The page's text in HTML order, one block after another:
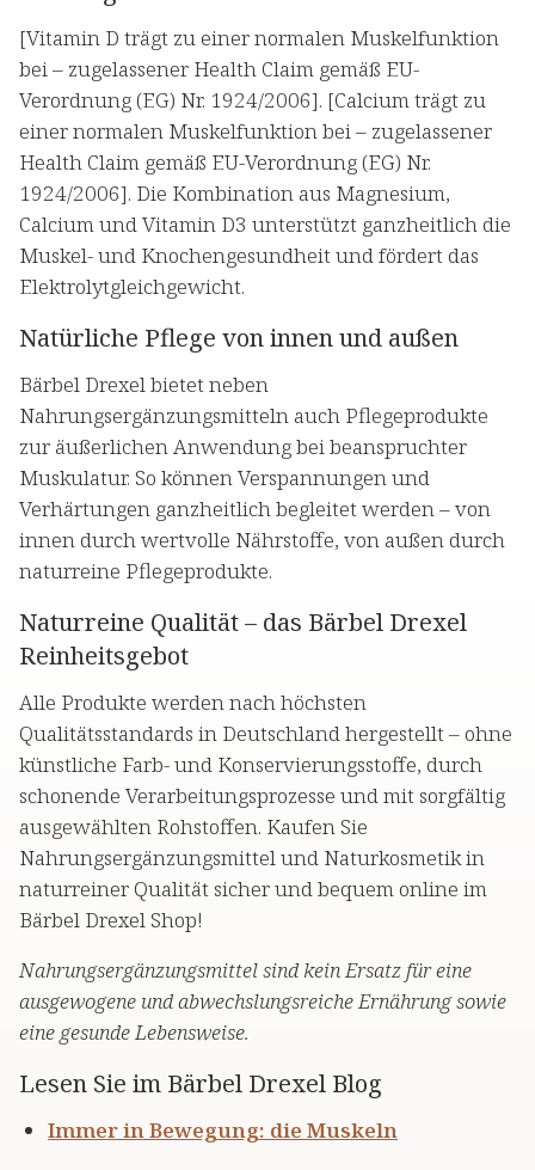
[Vitamin D trägt zu einer normalen Muskelfunktion
bei – zugelassener Health Claim gemäß EU-
Verordnung (EG) Nr. 1924/2006]. [Calcium trägt zu
einer normalen Muskelfunktion bei – zugelassener
Health Claim gemäß EU-Verordnung (EG) Nr.
1924/2006]. Die Kombination aus Magnesium,
Calcium und Vitamin D3 unterstützt ganzheitlich die
Muskel- und Knochengesundheit und fördert das
Elektrolytgleichgewicht.
Natürliche Pflege von innen und außen
Bärbel Drexel bietet neben
Nahrungsergänzungsmitteln auch Pflegeprodukte
zur äußerlichen Anwendung bei beanspruchter
Muskulatur. So können Verspannungen und
Verhärtungen ganzheitlich begleitet werden – von
innen durch wertvolle Nährstoffe, von außen durch
naturreine Pflegeprodukte.
Naturreine Qualität – das Bärbel Drexel
Reinheitsgebot
Alle Produkte werden nach höchsten
Qualitätsstandards in Deutschland hergestellt – ohne
künstliche Farb- und Konservierungsstoffe, durch
schonende Verarbeitungsprozesse und mit sorgfältig
ausgewählten Rohstoffen. Kaufen Sie
Nahrungsergänzungsmittel und Naturkosmetik in
naturreiner Qualität sicher und bequem online im
Bärbel Drexel Shop!
Nahrungsergänzungsmittel sind kein Ersatz für eine
ausgewogene und abwechslungsreiche Ernährung sowie
eine gesunde Lebensweise.
Lesen Sie im Bärbel Drexel Blog
Immer in Bewegung: die Muskeln